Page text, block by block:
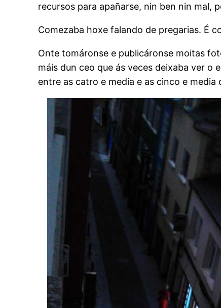
recursos para apañarse, nin ben nin mal,
Comezaba hoxe falando de pregarias. É
Onte tomáronse e publicáronse moitas
máis dun ceo que ás veces deixaba ver o
entre as catro e media e as cinco e